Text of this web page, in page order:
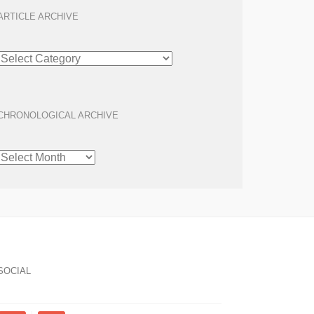
ARCHIVE
ARCHIVE
ARCHIVE
ARCHIVE